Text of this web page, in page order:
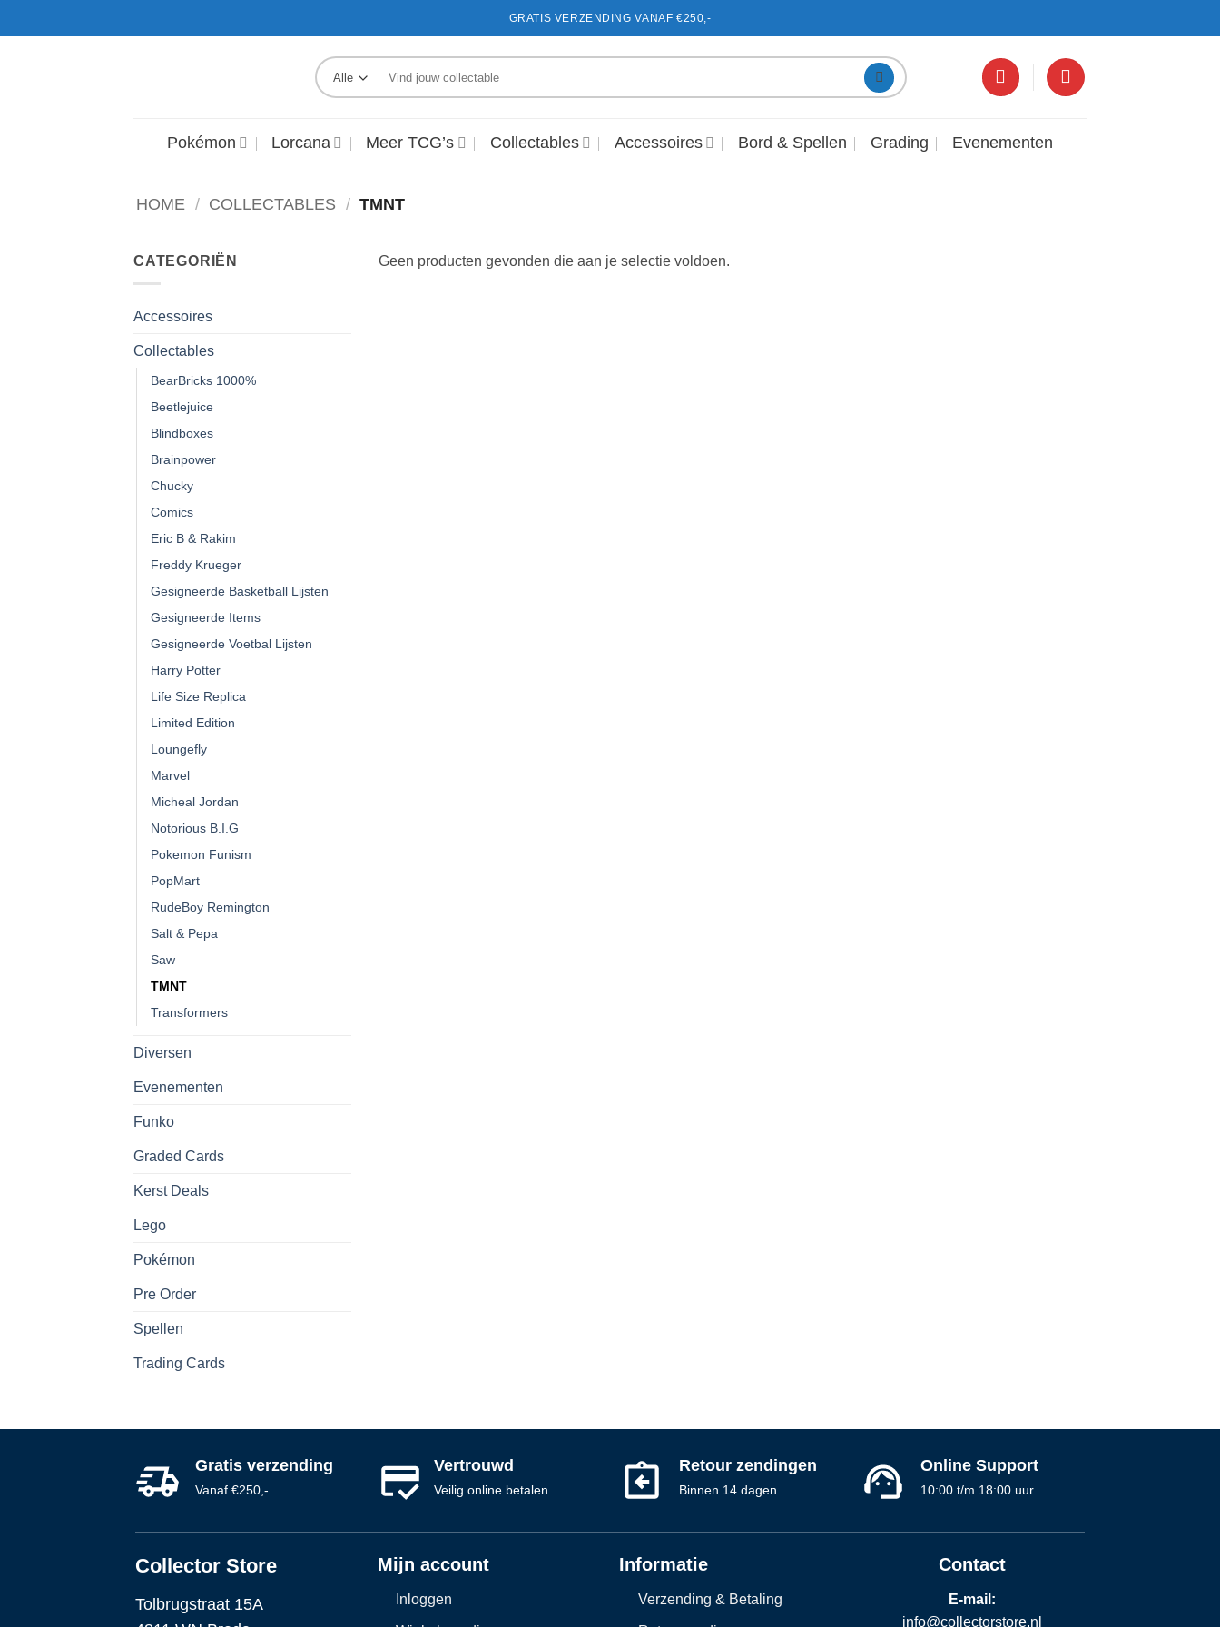
naar
GRATIS VERZENDING VANAF €250,-
Pokémon Lorcana Meer TCG’s Collectables Accessoires Bord & Spellen Grading Evenementen
HOME / COLLECTABLES / TMNT
CATEGORIËN
Accessoires
Collectables
BearBricks 1000%
Beetlejuice
Blindboxes
Brainpower
Chucky
Comics
Eric B & Rakim
Freddy Krueger
Gesigneerde Basketball Lijsten
Gesigneerde Items
Gesigneerde Voetbal Lijsten
Harry Potter
Life Size Replica
Limited Edition
Loungefly
Marvel
Micheal Jordan
Notorious B.I.G
Pokemon Funism
PopMart
RudeBoy Remington
Salt & Pepa
Saw
TMNT
Transformers
Diversen
Evenementen
Funko
Graded Cards
Kerst Deals
Lego
Pokémon
Pre Order
Spellen
Trading Cards
Geen producten gevonden die aan je selectie voldoen.
Gratis verzending
Vanaf €250,-
Vertrouwd
Veilig online betalen
Retour zendingen
Binnen 14 dagen
Online Support
10:00 t/m 18:00 uur
Collector Store
Tolbrugstraat 15A
Mijn account
Inloggen
Informatie
Verzending & Betaling
Contact
E-mail:
info@collectorstore.nl